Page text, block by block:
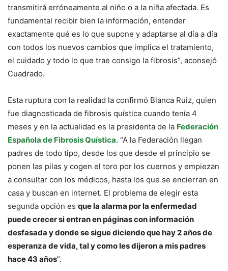
transmitirá erróneamente al niño o a la niña afectada. Es
fundamental recibir bien la información, entender
exactamente qué es lo que supone y adaptarse al día a día
con todos los nuevos cambios que implica el tratamiento,
el cuidado y todo lo que trae consigo la fibrosis”, aconsejó
Cuadrado.
Esta ruptura con la realidad la confirmó Blanca Ruiz, quien
fue diagnosticada de fibrosis quística cuando tenía 4
meses y en la actualidad es la presidenta de la Federación
Española de Fibrosis Quística. “A la Federación llegan
padres de todo tipo, desde los que desde el principio se
ponen las pilas y cogen el toro por los cuernos y empiezan
a consultar con los médicos, hasta los que se encierran en
casa y buscan en internet. El problema de elegir esta
segunda opción es que la alarma por la enfermedad
puede crecer si entran en páginas con información
desfasada y donde se sigue diciendo que hay 2 años de
esperanza de vida, tal y como les dijeron a mis padres
hace 43 años”.